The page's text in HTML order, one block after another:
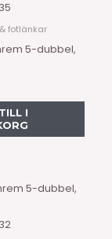
fotlänkar
5-dubbel,
I